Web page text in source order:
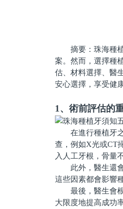
摘要：珠海種植
案。然而，選擇種
估、材料選擇、醫
安心選擇，享受健
1、術前評估的
在進行種植牙之
查，例如X光或CT
入人工牙根，骨量
此外，醫生還會
這些因素都會影響
最後，醫生會根
大限度地提高成功